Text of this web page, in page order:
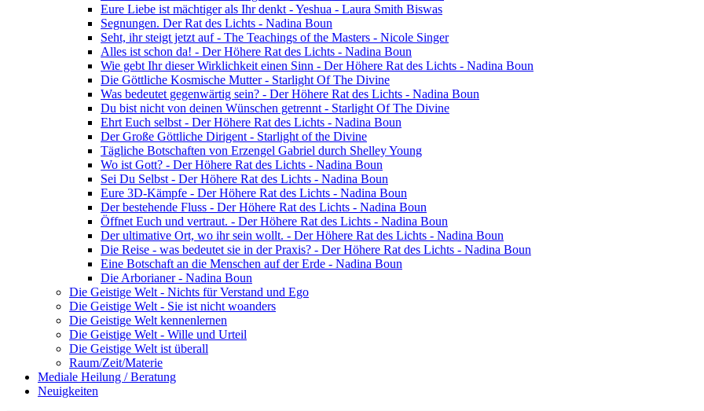
Eure Liebe ist mächtiger als Ihr denkt - Yeshua - Laura Smith Biswas
Segnungen. Der Rat des Lichts - Nadina Boun
Seht, ihr steigt jetzt auf - The Teachings of the Masters - Nicole Singer
Alles ist schon da! - Der Höhere Rat des Lichts - Nadina Boun
Wie gebt Ihr dieser Wirklichkeit einen Sinn - Der Höhere Rat des Lichts - Nadina Boun
Die Göttliche Kosmische Mutter - Starlight Of The Divine
Was bedeutet gegenwärtig sein? - Der Höhere Rat des Lichts - Nadina Boun
Du bist nicht von deinen Wünschen getrennt - Starlight Of The Divine
Ehrt Euch selbst - Der Höhere Rat des Lichts - Nadina Boun
Der Große Göttliche Dirigent - Starlight of the Divine
Tägliche Botschaften von Erzengel Gabriel durch Shelley Young
Wo ist Gott? - Der Höhere Rat des Lichts - Nadina Boun
Sei Du Selbst - Der Höhere Rat des Lichts - Nadina Boun
Eure 3D-Kämpfe - Der Höhere Rat des Lichts - Nadina Boun
Der bestehende Fluss - Der Höhere Rat des Lichts - Nadina Boun
Öffnet Euch und vertraut. - Der Höhere Rat des Lichts - Nadina Boun
Der ultimative Ort, wo ihr sein wollt. - Der Höhere Rat des Lichts - Nadina Boun
Die Reise - was bedeutet sie in der Praxis? - Der Höhere Rat des Lichts - Nadina Boun
Eine Botschaft an die Menschen auf der Erde - Nadina Boun
Die Arborianer - Nadina Boun
Die Geistige Welt - Nichts für Verstand und Ego
Die Geistige Welt - Sie ist nicht woanders
Die Geistige Welt kennenlernen
Die Geistige Welt - Wille und Urteil
Die Geistige Welt ist überall
Raum/Zeit/Materie
Mediale Heilung / Beratung
Neuigkeiten